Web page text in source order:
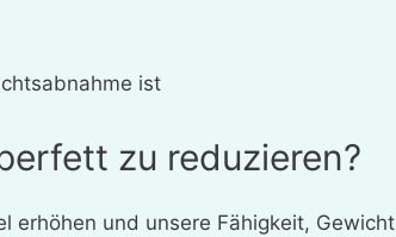
ist
zu reduzieren?
erhöhen und unsere Fähigkeit, Gewicht